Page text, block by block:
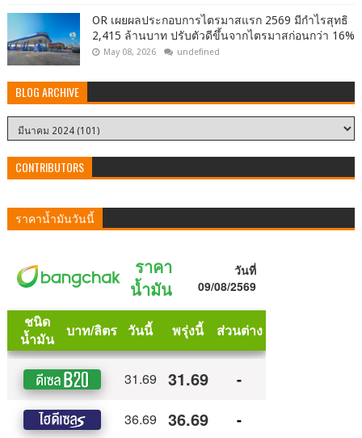
OR เผยผลประกอบการไตรมาสแรก 2569 มีกำไรสุทธิ
2,415 ล้านบาท ปรับตัวดีขึ้นจากไตรมาสก่อนกว่า 16%
May 08, 2026 undefined
BLOG ARCHIVE
CONTRIBUTORS
ราคาน้ำมันวันนี้